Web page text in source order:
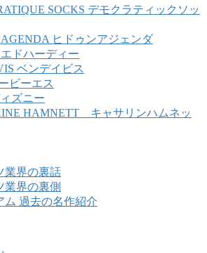
SOCKS デモクラティックソッ
ヒドゥンアジェンダ
ドハーディー
ベンデイビス
ビーエス
ズニー
HAMNETT キャサリンハムネッ
業界の裏話
業界の裏側
ム 過去の名作紹介